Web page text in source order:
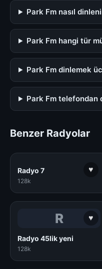
Park Fm nasıl
Park Fm hangi tür
Park Fm dinlemek
Park Fm telefondan
Benzer Radyolar
♥
Radyo 7
128k
♥
R
Radyo 45lik yeni
128k